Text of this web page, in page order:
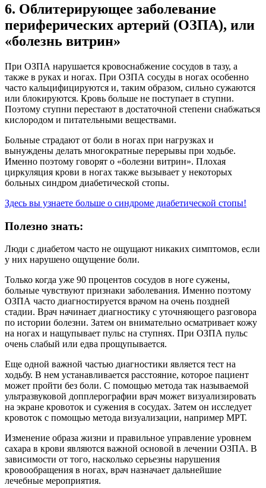
6. Облитерирующее заболевание
периферических артерий (ОЗПА), или
«болезнь витрин»
При ОЗПА нарушается кровоснабжение сосудов в тазу, а
также в руках и ногах. При ОЗПА сосуды в ногах особенно
часто кальцифицируются и, таким образом, сильно сужаются
или блокируются. Кровь больше не поступает в ступни.
Поэтому ступни перестают в достаточной степени снабжаться
кислородом и питательными веществами.
Больные страдают от боли в ногах при нагрузках и
вынуждены делать многократные перерывы при ходьбе.
Именно поэтому говорят о «болезни витрин». Плохая
циркуляция крови в ногах также вызывает у некоторых
больных синдром диабетической стопы.
Здесь вы узнаете больше о синдроме диабетической стопы!
Полезно знать:
Люди с диабетом часто не ощущают никаких симптомов, если
у них нарушено ощущение боли.
Только когда уже 90 процентов сосудов в ноге сужены,
больные чувствуют признаки заболевания. Именно поэтому
ОЗПА часто диагностируется врачом на очень поздней
стадии. Врач начинает диагностику с уточняющего разговора
по истории болезни. Затем он внимательно осматривает кожу
на ногах и нащупывает пульс на ступнях. При ОЗПА пульс
очень слабый или едва прощупывается.
Еще одной важной частью диагностики является тест на
ходьбу. В нем устанавливается расстояние, которое пациент
может пройти без боли. С помощью метода так называемой
ультразвуковой допплерографии врач может визуализировать
на экране кровоток и сужения в сосудах. Затем он исследует
кровоток с помощью метода визуализации, например МРТ.
Изменение образа жизни и правильное управление уровнем
сахара в крови являются важной основой в лечении ОЗПА. В
зависимости от того, насколько серьезны нарушения
кровообращения в ногах, врач назначает дальнейшие
лечебные мероприятия.